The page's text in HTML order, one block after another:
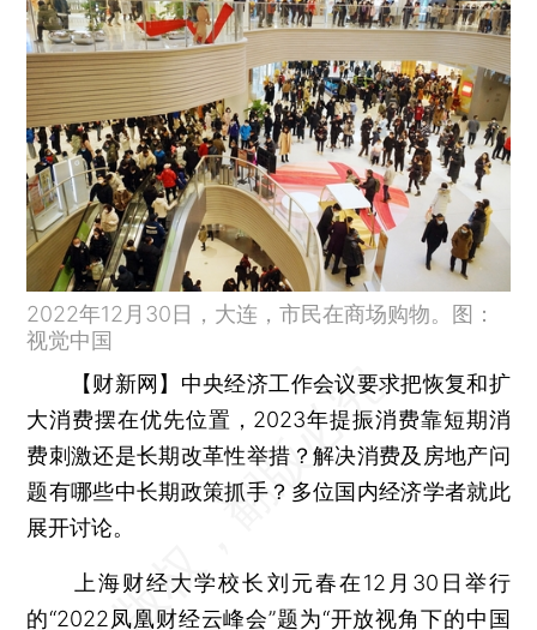
2022年12月30日，大连，市民在商场购物。图：
视觉中国
【财新网】 中央经济工作会议要求把恢复和扩
大消费摆在优先位置，2023年提振消费靠短期消
费刺激还是长期改革性举措？解决消费及房地产问
题有哪些中长期政策抓手？多位国内经济学者就此
展开讨论。
上海财经大学校长刘元春在12月30日举行
的“2022凤凰财经云峰会”题为“开放视角下的中国